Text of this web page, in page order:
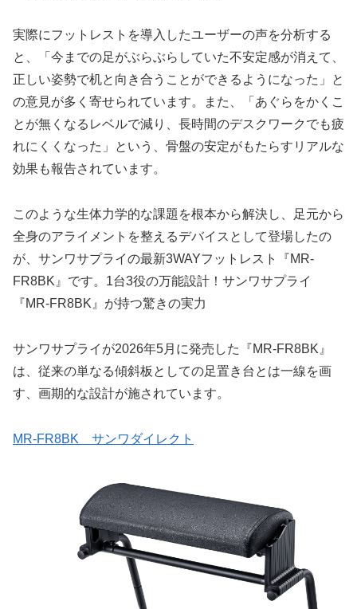
実際にフットレストを導入したユーザーの声を分析する
と、「今までの足がぶらぶらしていた不安定感が消えて、
正しい姿勢で机と向き合うことができるようになった」と
の意見が多く寄せられています。また、「あぐらをかくこ
とが無くなるレベルで減り、長時間のデスクワークでも疲
れにくくなった」という、骨盤の安定がもたらすリアルな
効果も報告されています。
このような生体力学的な課題を根本から解決し、足元から
全身のアライメントを整えるデバイスとして登場したの
が、サンワサプライの最新3WAYフットレスト『MR-
FR8BK』です。1台3役の万能設計！サンワサプライ
『MR-FR8BK』が持つ驚きの実力
サンワサプライが2026年5月に発売した『MR-FR8BK』
は、従来の単なる傾斜板としての足置き台とは一線を画
す、画期的な設計が施されています。
MR-FR8BK サンワダイレクト